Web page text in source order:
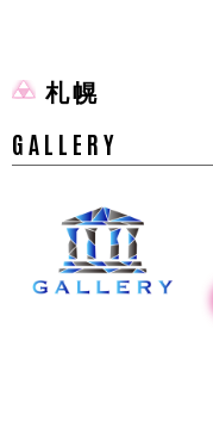
札幌
GALLERY